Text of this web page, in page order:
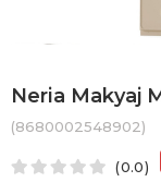
Neria Makyaj
(8680002548902)
0.0